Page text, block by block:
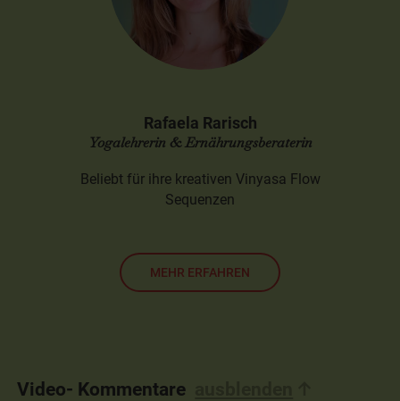
Rafaela Rarisch
Yogalehrerin & Ernährungsberaterin
Beliebt für ihre kreativen Vinyasa Flow
Sequenzen
MEHR ERFAHREN
Video- Kommentare